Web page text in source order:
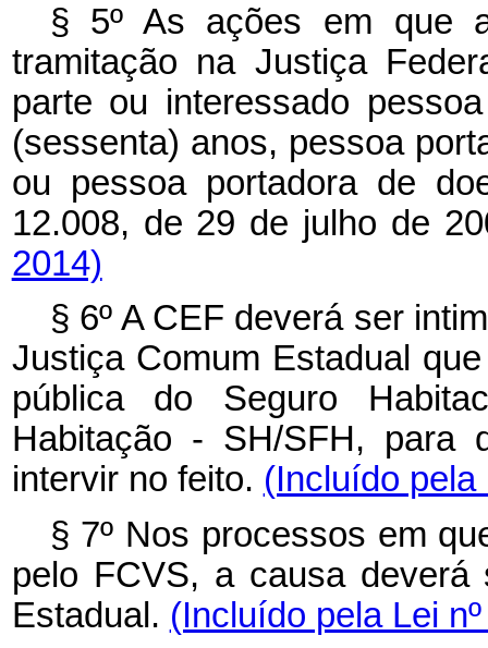
§ 5º As ações em que
tramitação na Justiça
parte ou interessado
(sessenta) anos, pessoa
ou pessoa portadora de
12.008, de 29 de julho de
2014)
§ 6º A CEF deverá ser
Justiça Comum Estadual
pública do Seguro
Habitação - SH/SFH, para
intervir no feito. (Incluído pela
§ 7º Nos processos em
pelo FCVS, a causa
Estadual. (Incluído pela Lei